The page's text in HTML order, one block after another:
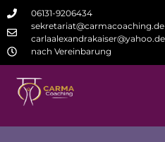
06131-9206434
carlaalexandrakaiser@yahoo.de
nach Vereinbarung